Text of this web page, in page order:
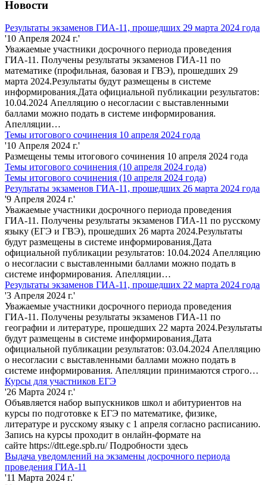
Новости
Результаты экзаменов ГИА-11, прошедших 29 марта 2024 года
'10 Апреля 2024 г.'
Уважаемые участники досрочного периода проведения
ГИА-11. Получены результаты экзаменов ГИА-11 по
математике (профильная, базовая и ГВЭ), прошедших 29
марта 2024.Результаты будут размещены в системе
информирования.Дата официальной публикации результатов:
10.04.2024 Апелляцию о несогласии с выставленными
баллами можно подать в системе информирования.
Апелляции…
Темы итогового сочинения 10 апреля 2024 года
'10 Апреля 2024 г.'
Размещены темы итогового сочинения 10 апреля 2024 года
Темы итогового сочинения (10 апреля 2024 года)
Темы итогового сочинения (10 апреля 2024 года)
Результаты экзаменов ГИА-11, прошедших 26 марта 2024 года
'9 Апреля 2024 г.'
Уважаемые участники досрочного периода проведения
ГИА-11. Получены результаты экзаменов ГИА-11 по русскому
языку (ЕГЭ и ГВЭ), прошедших 26 марта 2024.Результаты
будут размещены в системе информирования.Дата
официальной публикации результатов: 10.04.2024 Апелляцию
о несогласии с выставленными баллами можно подать в
системе информирования. Апелляции…
Результаты экзаменов ГИА-11, прошедших 22 марта 2024 года
'3 Апреля 2024 г.'
Уважаемые участники досрочного периода проведения
ГИА-11. Получены результаты экзаменов ГИА-11 по
географии и литературе, прошедших 22 марта 2024.Результаты
будут размещены в системе информирования.Дата
официальной публикации результатов: 03.04.2024 Апелляцию
о несогласии с выставленными баллами можно подать в
системе информирования. Апелляции принимаются строго…
Курсы для участников ЕГЭ
'26 Марта 2024 г.'
Объявляется набор выпускников школ и абитуриентов на
курсы по подготовке к ЕГЭ по математике, физике,
литературе и русскому языку с 1 апреля согласно расписанию.
Запись на курсы проходит в онлайн-формате на
сайте https://dtt.ege.spb.ru/ Подробности здесь
Выдача уведомлений на экзамены досрочного периода
проведения ГИА-11
'11 Марта 2024 г.'